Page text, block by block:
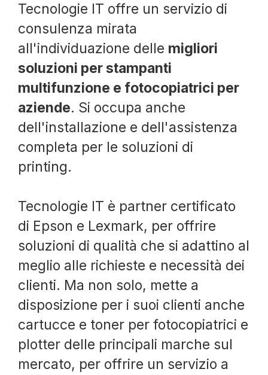
Tecnologie IT offre un servizio di
consulenza mirata
all'individuazione delle migliori
soluzioni per stampanti
multifunzione e fotocopiatrici per
aziende. Si occupa anche
dell'installazione e dell'assistenza
completa per le soluzioni di
printing.
Tecnologie IT è partner certificato
di Epson e Lexmark, per offrire
soluzioni di qualità che si adattino al
meglio alle richieste e necessità dei
clienti. Ma non solo, mette a
disposizione per i suoi clienti anche
cartucce e toner per fotocopiatrici e
plotter delle principali marche sul
mercato, per offrire un servizio a